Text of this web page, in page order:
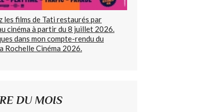
les films de Tati restaurés par
cinéma à partir du 8 juillet 2026.
dans mon compte-rendu du
Rochelle Cinéma 2026.
DU MOIS